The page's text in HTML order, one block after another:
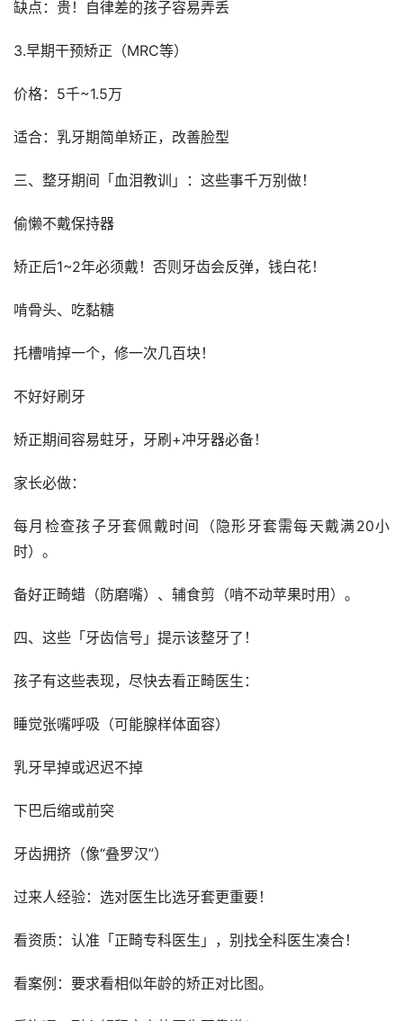
缺点：贵！自律差的孩子容易弄丢
3.早期干预矫正（MRC等）
价格：5千~1.5万
适合：乳牙期简单矫正，改善脸型
三、整牙期间「血泪教训」：这些事千万别做！
偷懒不戴保持器
矫正后1~2年必须戴！否则牙齿会反弹，钱白花！
啃骨头、吃黏糖
托槽啃掉一个，修一次几百块！
不好好刷牙
矫正期间容易蛀牙，牙刷+冲牙器必备！
家长必做：
每月检查孩子牙套佩戴时间（隐形牙套需每天戴满20小
时）。
备好正畸蜡（防磨嘴）、辅食剪（啃不动苹果时用）。
四、这些「牙齿信号」提示该整牙了！
孩子有这些表现，尽快去看正畸医生：
睡觉张嘴呼吸（可能腺样体面容）
乳牙早掉或迟迟不掉
下巴后缩或前突
牙齿拥挤（像“叠罗汉”）
过来人经验：选对医生比选牙套更重要！
看资质：认准「正畸专科医生」，别找全科医生凑合！
看案例：要求看相似年龄的矫正对比图。